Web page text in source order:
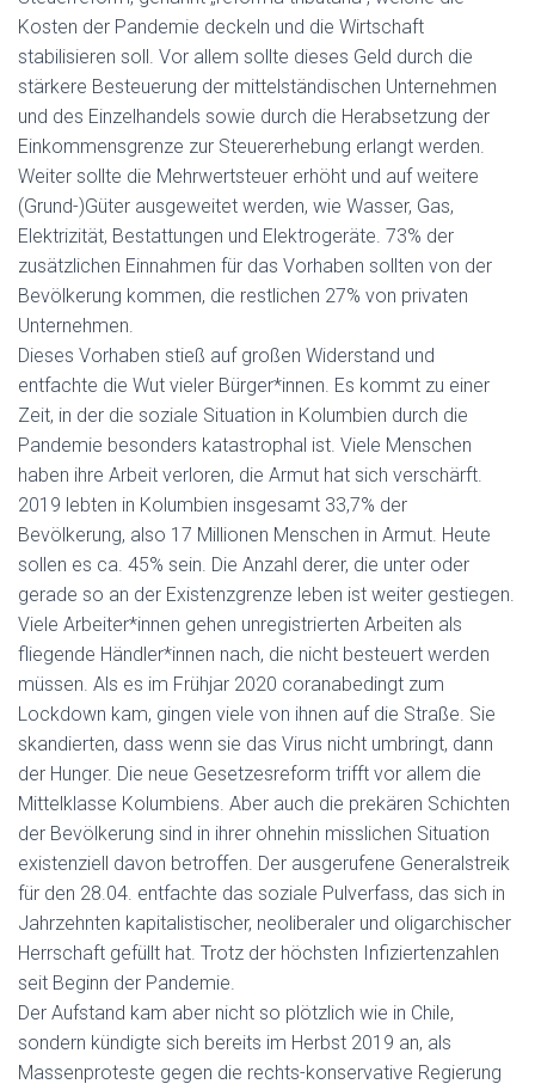
Kosten der Pandemie deckeln und die Wirtschaft
stabilisieren soll. Vor allem sollte dieses Geld durch die
stärkere Besteuerung der mittelständischen Unternehmen
und des Einzelhandels sowie durch die Herabsetzung der
Einkommensgrenze zur Steuererhebung erlangt werden.
Weiter sollte die Mehrwertsteuer erhöht und auf weitere
(Grund-)Güter ausgeweitet werden, wie Wasser, Gas,
Elektrizität, Bestattungen und Elektrogeräte. 73% der
zusätzlichen Einnahmen für das Vorhaben sollten von der
Bevölkerung kommen, die restlichen 27% von privaten
Unternehmen.
Dieses Vorhaben stieß auf großen Widerstand und
entfachte die Wut vieler Bürger*innen. Es kommt zu einer
Zeit, in der die soziale Situation in Kolumbien durch die
Pandemie besonders katastrophal ist. Viele Menschen
haben ihre Arbeit verloren, die Armut hat sich verschärft.
2019 lebten in Kolumbien insgesamt 33,7% der
Bevölkerung, also 17 Millionen Menschen in Armut. Heute
sollen es ca. 45% sein. Die Anzahl derer, die unter oder
gerade so an der Existenzgrenze leben ist weiter gestiegen.
Viele Arbeiter*innen gehen unregistrierten Arbeiten als
fliegende Händler*innen nach, die nicht besteuert werden
müssen. Als es im Frühjar 2020 coranabedingt zum
Lockdown kam, gingen viele von ihnen auf die Straße. Sie
skandierten, dass wenn sie das Virus nicht umbringt, dann
der Hunger. Die neue Gesetzesreform trifft vor allem die
Mittelklasse Kolumbiens. Aber auch die prekären Schichten
der Bevölkerung sind in ihrer ohnehin misslichen Situation
existenziell davon betroffen. Der ausgerufene Generalstreik
für den 28.04. entfachte das soziale Pulverfass, das sich in
Jahrzehnten kapitalistischer, neoliberaler und oligarchischer
Herrschaft gefüllt hat. Trotz der höchsten Infiziertenzahlen
seit Beginn der Pandemie.
Der Aufstand kam aber nicht so plötzlich wie in Chile,
sondern kündigte sich bereits im Herbst 2019 an, als
Massenproteste gegen die rechts-konservative Regierung